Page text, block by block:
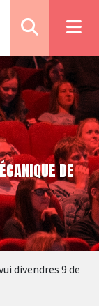
DE
divendres 9 de